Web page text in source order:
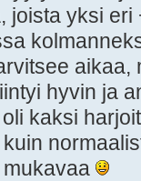
joista yksi
aikaa,
hyvin ja
kaksi
kuin